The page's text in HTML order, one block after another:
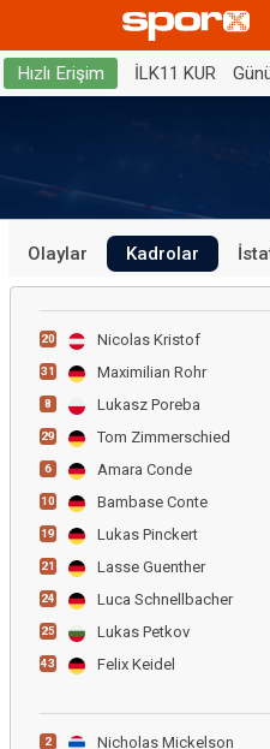
Hızlı Erişim İLK11 KUR
Olaylar Kadrolar
20 Nicolas Kristof
31 Maximilian Rohr
8 Lukasz Poreba
29 Tom Zimmerschied
6 Amara Conde
10 Bambase Conte
19 Lukas Pinckert
21 Lasse Guenther
24 Luca Schnellbacher
25 Lukas Petkov
43 Felix Keidel
2 Nicholas Mickelson